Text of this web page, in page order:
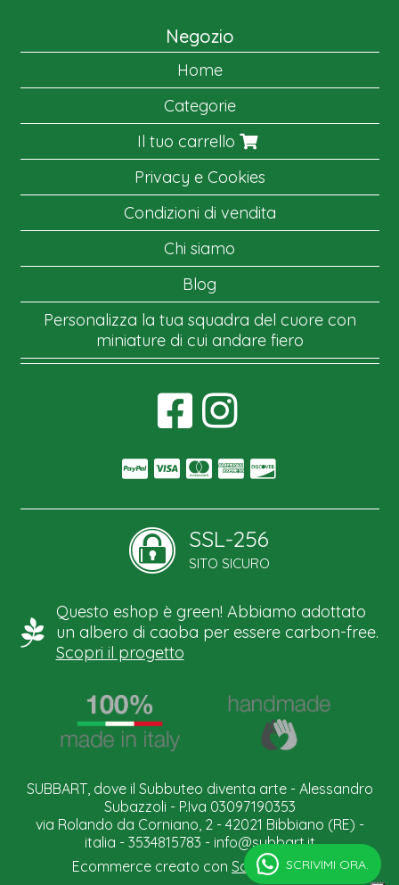
Negozio
Home
Categorie
Il tuo carrello
Privacy e Cookies
Condizioni di vendita
Chi siamo
Blog
Personalizza la tua squadra del cuore con
miniature di cui andare fiero
SSL-256
SITO SICURO
Questo eshop è green! Abbiamo adottato
un albero di caoba per essere carbon-free.
Scopri il progetto
SUBBART, dove il Subbuteo diventa arte - Alessandro
Subazzoli - P.Iva 03097190353
via Rolando da Corniano, 2 - 42021 Bibbiano (RE) -
italia - 3534815783 - info@subbart.it
Ecommerce creato con Scontrino.comSCRIVIMI ORA.